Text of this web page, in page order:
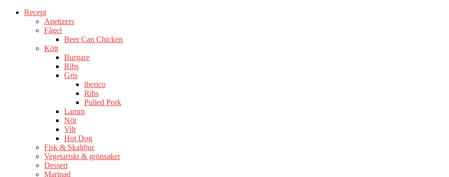
Recept
Apetizers
Fågel
Beer Can Chicken
Kött
Burgare
Ribs
Gris
iberico
Ribs
Pulled Pork
Lamm
Nöt
Vilt
Hot Dog
Fisk & Skaldjur
Vegetariskt & grönsaker
Dessert
Marinad